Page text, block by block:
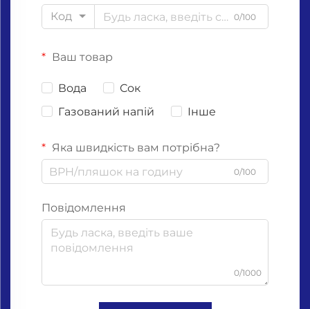
Код
0/100
Ваш товар
Вода
Сок
Газований напій
Інше
Яка швидкість вам потрібна?
0/100
Повідомлення
0/1000